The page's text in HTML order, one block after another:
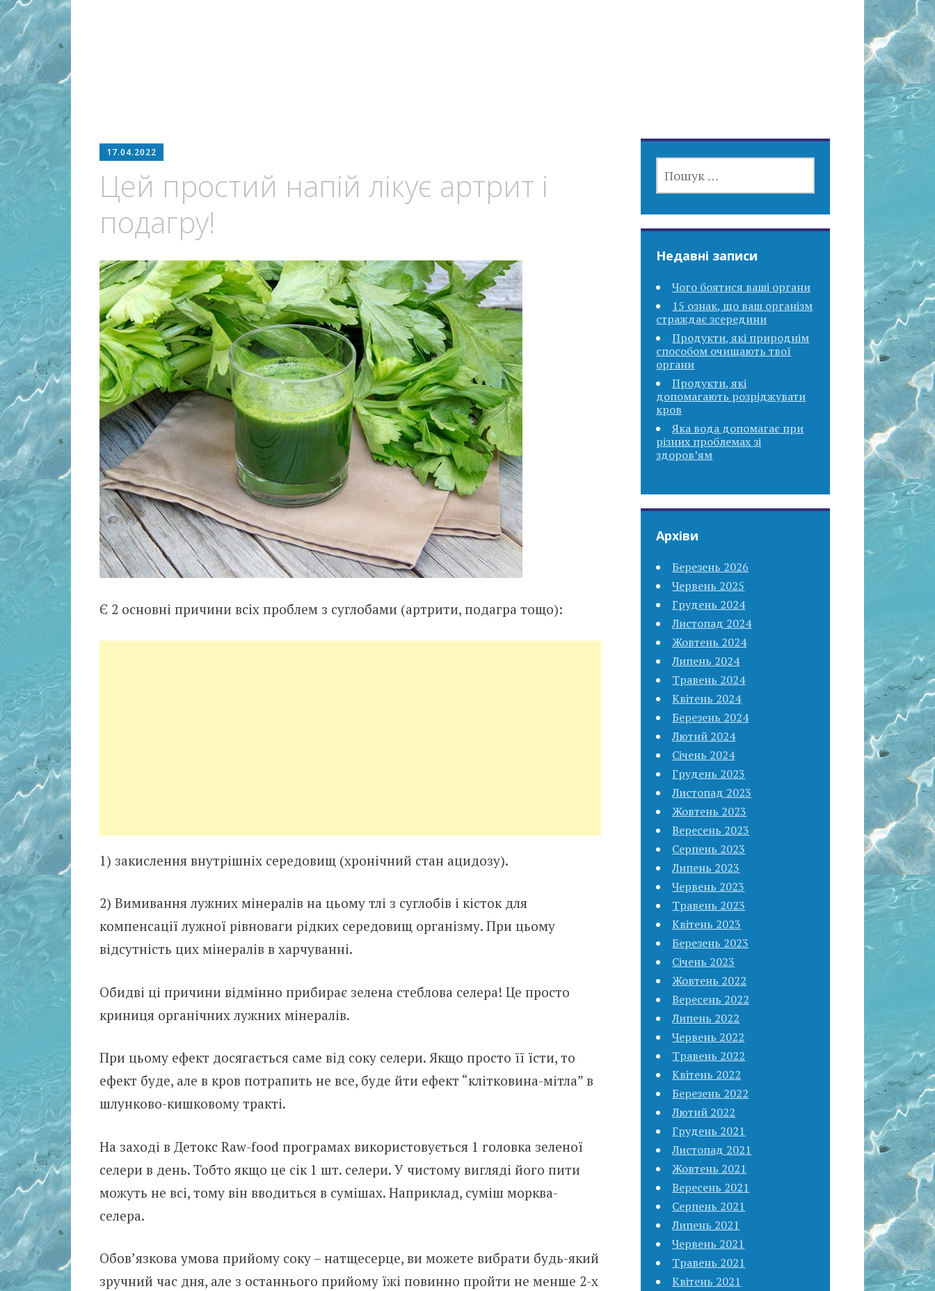
17.04.2022
Цей простий напій лікує артрит і
подагру!
Є 2 основні причини всіх проблем з суглобами (артрити, подагра тощо):
1) закислення внутрішніх середовищ (хронічний стан ацидозу).
2) Вимивання лужних мінералів на цьому тлі з суглобів і кісток для
компенсації лужної рівноваги рідких середовищ організму. При цьому
відсутність цих мінералів в харчуванні.
Обидві ці причини відмінно прибирає зелена стеблова селера! Це просто
криниця органічних лужних мінералів.
При цьому ефект досягається саме від соку селери. Якщо просто її їсти, то
ефект буде, але в кров потрапить не все, буде йти ефект “клітковина-мітла” в
шлунково-кишковому тракті.
На заході в Детокс Raw-food програмах використовується 1 головка зеленої
селери в день. Тобто якщо це сік 1 шт. селери. У чистому вигляді його пити
можуть не всі, тому він вводиться в сумішах. Наприклад, суміш морква-
селера.
Обов’язкова умова прийому соку – натщесерце, ви можете вибрати будь-який
зручний час дня, але з останнього прийому їжі повинно пройти не менше 2-х
Недавні записи
Чого боятися ваші органи
15 ознак, що ваш організм
страждає зсередини
Продукти, які природнім
способом очищають твої
органи
Продукти, які
допомагають розріджувати
кров
Яка вода допомагає при
різних проблемах зі
здоров’ям
Архіви
Березень 2026
Червень 2025
Грудень 2024
Листопад 2024
Жовтень 2024
Липень 2024
Травень 2024
Квітень 2024
Березень 2024
Лютий 2024
Січень 2024
Грудень 2023
Листопад 2023
Жовтень 2023
Вересень 2023
Серпень 2023
Липень 2023
Червень 2023
Травень 2023
Квітень 2023
Березень 2023
Січень 2023
Жовтень 2022
Вересень 2022
Липень 2022
Червень 2022
Травень 2022
Квітень 2022
Березень 2022
Лютий 2022
Грудень 2021
Листопад 2021
Жовтень 2021
Вересень 2021
Серпень 2021
Липень 2021
Червень 2021
Травень 2021
Квітень 2021